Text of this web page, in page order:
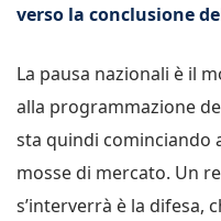
verso la conclusione
La pausa nazionali è il
alla programmazione
sta quindi cominciando
mosse di mercato. Un
s’interverrà è la difesa,